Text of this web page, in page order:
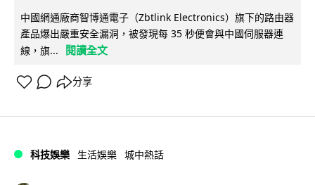
中國網通廠商智博通電子（Zbtlink Electronics）旗下的路由器
產品爆出嚴重安全漏洞，被發現每 35 秒便會與中國伺服器連
線，旗...
閱讀全文
分享
科技娛樂 生活娛樂 城中熱話